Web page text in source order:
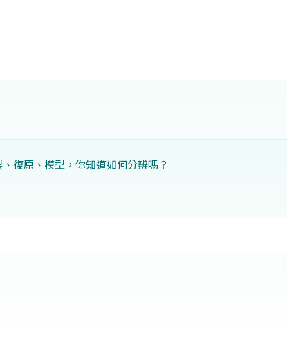
、復原、模型，你知道如何分辨嗎？